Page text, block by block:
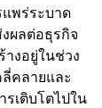
แพร่ระบาด
ผลต่อธุรกิจ
งอยู่ในช่วง
คลายและ
เติบโตไปใน